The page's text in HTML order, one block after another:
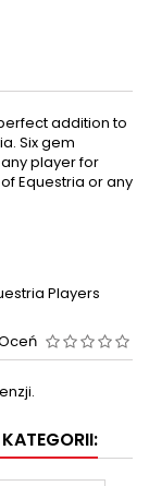
addition to
Six gem
player for
Equestria or any
Players